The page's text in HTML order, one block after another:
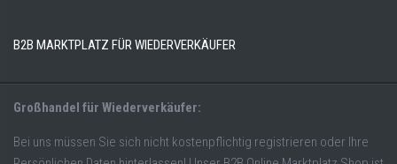
B2B MARKTPLATZ FÜR WIEDERVERKÄUFER
Großhandel für Wiederverkäufer:
Bei uns müssen Sie sich nicht kostenpflichtig registrieren oder Ihre